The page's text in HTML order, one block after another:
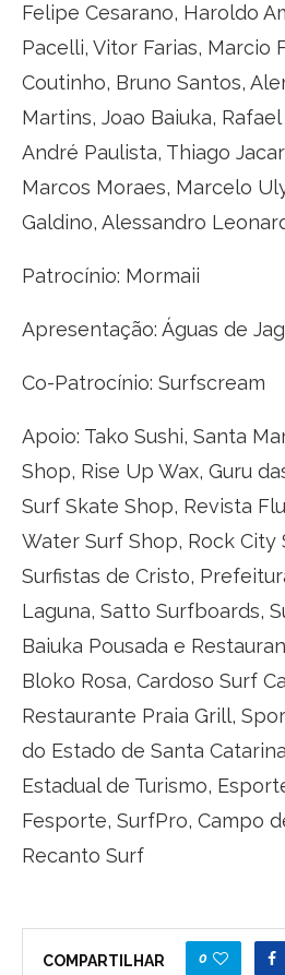
Felipe Cesarano, Haroldo
Pacelli, Vitor Farias, Marcio
Coutinho, Bruno Santos,
Martins, Joao Baiuka,
André Paulista, Thiago
Marcos Moraes, Marcelo
Galdino, Alessandro
Patrocínio: Mormaii
Apresentação: Águas de
Co-Patrocínio: Surfscream
Apoio: Tako Sushi, Santa
Shop, Rise Up Wax, Guru
Surf Skate Shop, Revista
Water Surf Shop, Rock City
Surfistas de Cristo,
Laguna, Satto Surfboards,
Baiuka Pousada e
Bloko Rosa, Cardoso Surf
Restaurante Praia Grill,
do Estado de Santa
Estadual de Turismo,
Fesporte, SurfPro, Campo
Recanto Surf
COMPARTILHAR 0